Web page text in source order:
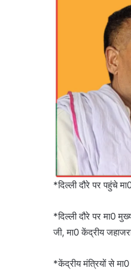
*दिल्ली दौरे पर पहुंचे
*दिल्ली दौरे पर मा0
जी, मा0 केंद्रीय
*केंद्रीय मंत्रियों से